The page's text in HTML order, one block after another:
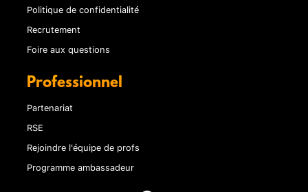
Politique de confidentialité
Recrutement
Foire aux questions
Professionnel
Partenariat
RSE
Rejoindre l'équipe de profs
Programme ambassadeur